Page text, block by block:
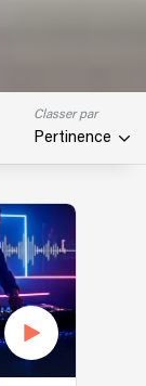
Classer par
Pertinence